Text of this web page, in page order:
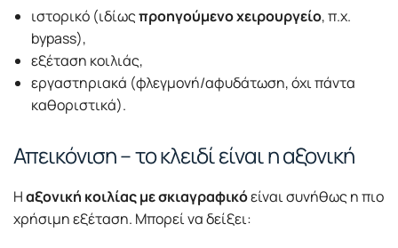
ιστορικό (ιδίωςπροηγούμενο χειρουργείο, π.χ.
bypass),
εξέταση κοιλιάς,
εργαστηριακά (φλεγμονή/αφυδάτωση, όχι πάντα
καθοριστικά).
Απεικόνιση – το κλειδί είναι η αξονική
Ηαξονική κοιλίας με σκιαγραφικόείναι συνήθως η πιο
χρήσιμη εξέταση. Μπορεί να δείξει: